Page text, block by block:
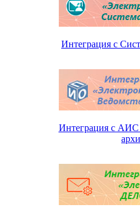
Интеграция с
Интеграция с